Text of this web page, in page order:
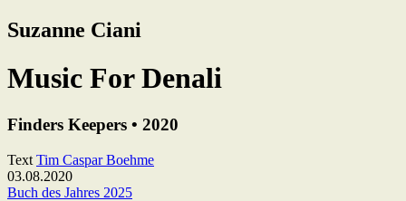
Suzanne Ciani
Music For Denali
Finders Keepers • 2020
Text Tim Caspar Boehme
03.08.2020
Buch des Jahres 2025